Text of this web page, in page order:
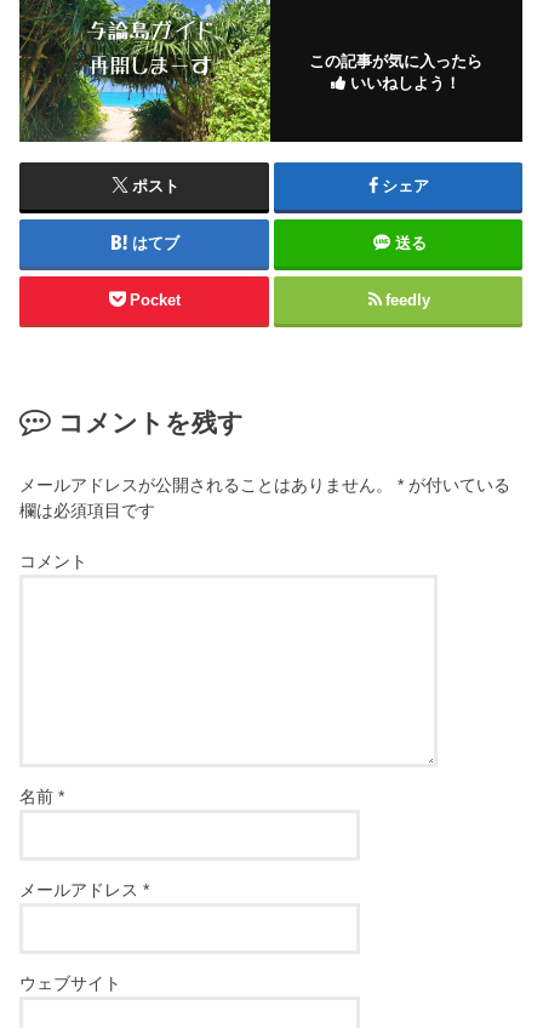
この記事が気に入ったら
いいねしよう！
ポスト シェア
はてブ 送る
Pocket feedly
コメントを残す
メールアドレスが公開されることはありません。 * が付いている
欄は必須項目です
コメント
名前*
メールアドレス*
ウェブサイト